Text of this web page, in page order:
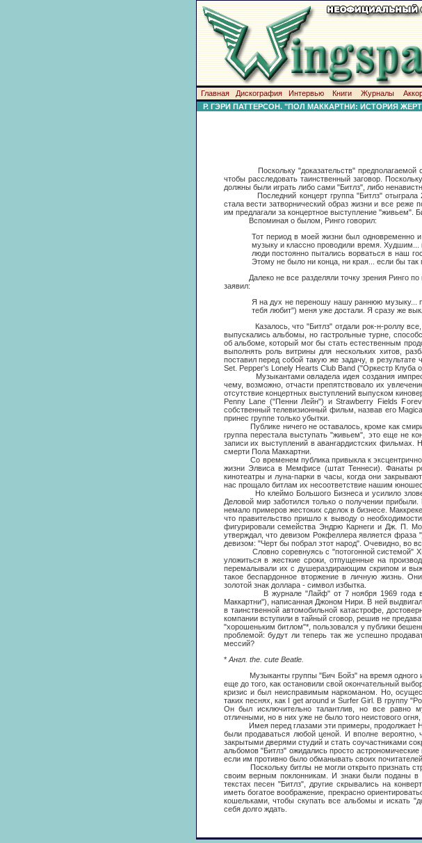
Главная Дискография Интервью Книги Журналы
Р. ГЭРИ ПАТТЕРСОН. "ПОЛ МАККАРТНИ: ИСТОРИЯ
Поскольку "доказательств" предполагаемой
чтобы расследовать таинственный заговор.
должны были играть либо сами "Битлз", либо
Последний концерт группа "Битлз" отыграла 29
стала вести затворнический образ жизни и все реже
им предлагали за концертное выступление "живьем".
Вспоминая о былом, Ринго говорил:
Тот период в моей жизни был
музыку и классно проводили время. Худшим...
люди постоянно пытались ворваться в наш
Этому не было ни конца, ни края... если бы так
Далеко не все разделяли точку зрения Ринго по
заявил:
Я на дух не переношу нашу раннюю музыку...
тебя любит") меня уже достали. Я сразу же
Казалось, что "Битлз" отдали рок-н-роллу все,
выпускались альбомы, но гастрольные турне,
об альбоме, который мог бы стать естественным
выполнять роль витрины для нескольких хитов,
поставил перед собой такую же задачу, в
Set. Pepper's Lonely Hearts Club Band ("Оркестр Клуба
Музыкантами овладела идея создания
чему, возможно, отчасти препятствовало их
отсутствие концертных выступлений выпуском
Penny Lane ("Пенни Лейн") и Strawberry Fields
собственный телевизионный фильм, назвав его
принес группе только убытки.
Публике ничего не оставалось, кроме как
группа перестала выступать "живьем", это еще не
записи их выступлений в авангардистских фильмах.
смерти Пола Маккартни.
Со временем публика привыкла к
жизни Элвиса в Мемфисе (штат Теннеси). Фанаты
кинотеатры и луна-парки в часы, когда они
нас прощало битлам их несоответствие нашим
Но клеймо Большого Бизнеса и усилило
Деловой мир заботился только о получении
немало примеров жестоких сделок в бизнесе.
что правительство пришло к выводу о
фигурировали семейства Эндрю Карнеги и Дж. П.
утверждал, что девизом Рокфеллера является
девизом: "Черт бы побрал этот народ". Очевидно, во
Словно соревнуясь с "потогонной системой" XIX
уложиться в жесткие сроки, отпущенные на
перемалывали их с душераздирающим скрипом и
такое беспардонное вторжение в личную жизнь.
золотой знак доллара - символ избытка.
В журнале "Лайф" от 7 ноября 1969 года
Маккартни"), написанная Джоном Нири. В ней
в таинственной автомобильной катастрофе,
компании вступили в тайный сговор, решив не
"хорошеньким битлом"*, пользовался у публики
проблемой: будут ли теперь так же успешно
мессий?
* Англ. the. cute Beatle.
Музыканты группы "Бич Бойз" на время одного из
еще до того, как остановили свой окончательный
кризис и был неисправимым наркоманом. Но,
таких песнях, как I get around и Surfer Girl. В группу
Он был исключительно талантлив, но все равно
отличными, но в них уже не было того неистового
Имея перед глазами эти примеры, продолжает
были продаваться любой ценой. И вполне вероятно,
закрытыми дверями студий и стать соучастниками
альбомов "Битлз" ожидались просто
если им противно было обманывать своих
Поскольку битлы не могли открыто признать
своим верным поклонникам. И знаки были поданы в
текстах песен "Битлз", другие скрывались на
иметь богатое воображение, прекрасно
кошельками, чтобы скупать все альбомы и искать
себя долго ждать.